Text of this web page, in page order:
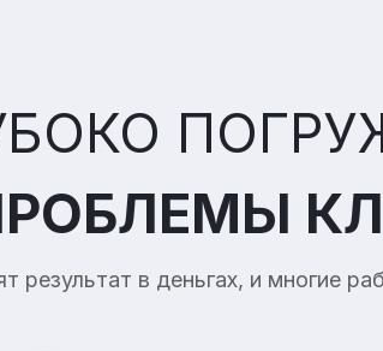
результат в деньгах, и многие